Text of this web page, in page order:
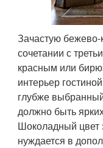
Зачастую бежево-
сочетании с
красным или
интерьер
глубже
должно быть
Шоколадный цвет
нуждается в